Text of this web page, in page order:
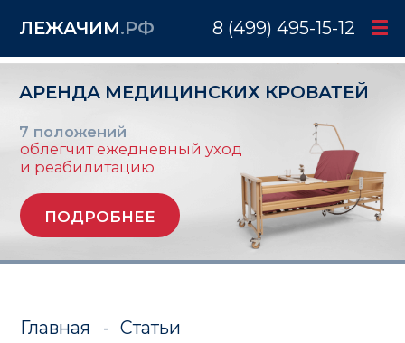
ЛЕЖАЧИМ.РФ 8 (499) 495-15-12
АРЕНДА МЕДИЦИНСКИХ КРОВАТЕЙ
ПОДРОБНЕЕ
7 положений
Главная - Статьи